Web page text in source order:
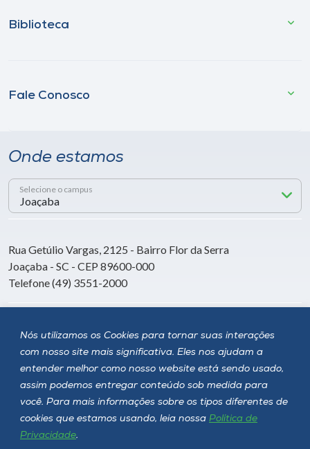
Nós utilizamos os Cookies para tornar suas interações
com nosso site mais significativa. Eles nos ajudam a
entender melhor como nosso website está sendo usado,
assim podemos entregar conteúdo sob medida para
você. Para mais informações sobre os tipos diferentes de
cookies que estamos usando, leia nossa Política de
Privacidade.
Biblioteca
Fale Conosco
Onde estamos
Selecione o campus
Rua Getúlio Vargas, 2125 - Bairro Flor da Serra
Joaçaba - SC - CEP 89600-000
Telefone (49) 3551-2000
Siga a Unoesc